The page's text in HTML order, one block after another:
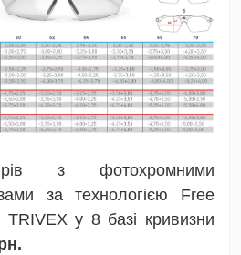
з фотохромними
за технологією Free
TRIVEX у 8 базі кривизни
.